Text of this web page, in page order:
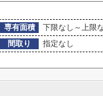
専有面積 下限なし～上限
間取り
指定なし